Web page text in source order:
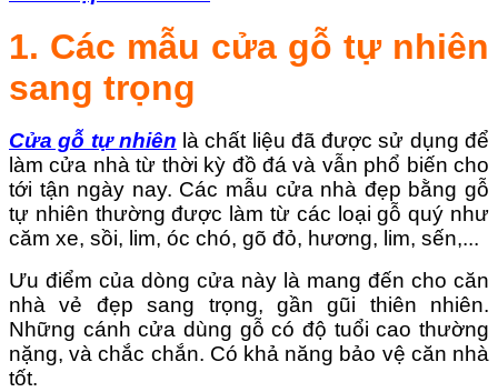
1. Các mẫu cửa gỗ tự nhiên
sang trọng
Cửa gỗ tự nhiên là chất liệu đã được sử dụng để
làm cửa nhà từ thời kỳ đồ đá và vẫn phổ biến cho
tới tận ngày nay. Các mẫu cửa nhà đẹp bằng gỗ
tự nhiên thường được làm từ các loại gỗ quý như
căm xe, sồi, lim, óc chó, gõ đỏ, hương, lim, sến,...
Ưu điểm của dòng cửa này là mang đến cho căn
nhà vẻ đẹp sang trọng, gần gũi thiên nhiên.
Những cánh cửa dùng gỗ có độ tuổi cao thường
nặng, và chắc chắn. Có khả năng bảo vệ căn nhà
tốt.